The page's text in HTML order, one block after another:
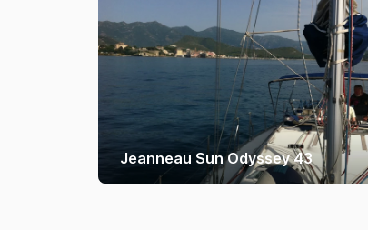
Jeanneau Sun Odyssey 43